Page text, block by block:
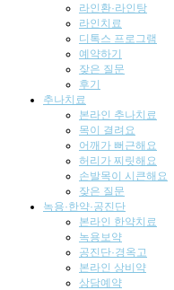
라인환·라인탕
라인치료
디톡스 프로그램
예약하기
잦은 질문
후기
추나치료
본라인 추나치료
목이 결려요
어깨가 뻐근해요
허리가 찌릿해요
손발목이 시큰해요
잦은 질문
녹용·한약·공진단
본라인 한약치료
녹용보약
공진단·경옥고
본라인 상비약
상담예약